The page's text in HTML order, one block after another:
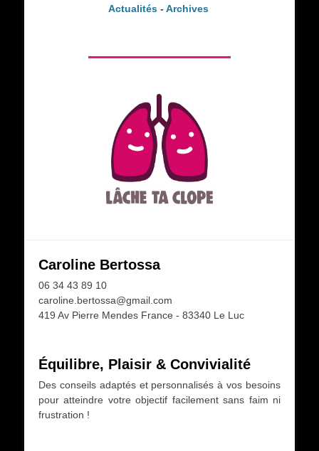
Actualités- Archives
Caroline Bertossa
06 34 43 89 10
caroline.bertossa@gmail.com
419 Av Pierre Mendes France - 83340 Le Luc
Équilibre, Plaisir & Convivialité
Des conseils adaptés et personnalisés à vos besoins
pour atteindre votre objectif facilement sans faim ni
frustration !